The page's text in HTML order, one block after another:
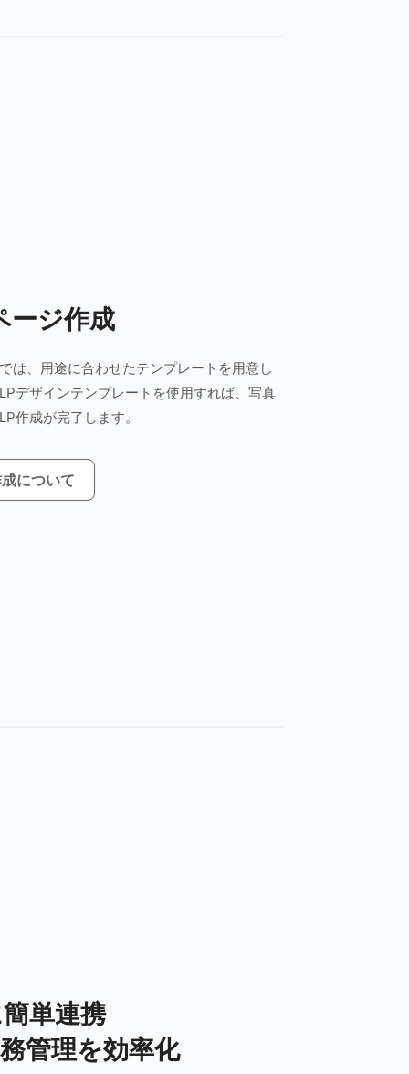
ージ作成
は、用途に合わせたテンプレートを用意し
デザインテンプレートを使用すれば、写真
作成が完了します。
について
単連携
管理を効率化